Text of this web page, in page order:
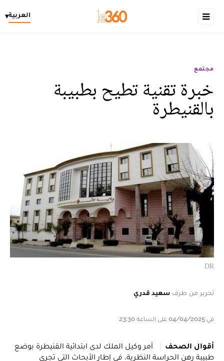
العربية▾
مجتمع
خبرة تقنية تطيح بطبيبة
بالقنيطرة
DR
تحرير من طرف سعيد قدري
في 04/04/2025 على الساعة 23:30
أقوال الصحف
أمر وكيل الملك لدى ابتدائية القنيطرة بوضع
طبيبة رهن الحراسة النظرية، في إطار الأبحاث التي تجرى